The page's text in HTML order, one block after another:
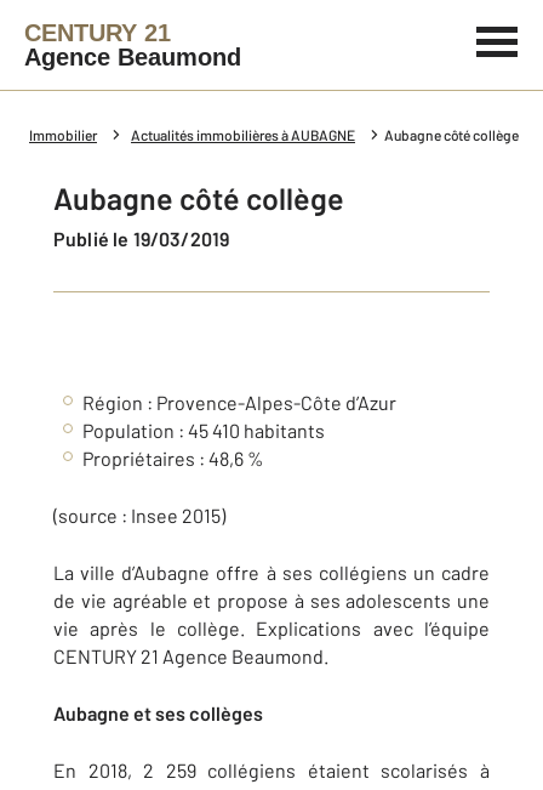
CENTURY 21
Agence Beaumond
Immobilier Actualités immobilières à AUBAGNE Aubagne côté collège
Aubagne côté collège
Publié le 19/03/2019
Région : Provence-Alpes-Côte d’Azur
Population : 45 410 habitants
Propriétaires : 48,6 %
(source : Insee 2015)
La ville d’Aubagne offre à ses collégiens un cadre
de vie agréable et propose à ses adolescents une
vie après le collège. Explications avec l’équipe
CENTURY 21 Agence Beaumond.
Aubagne et ses collèges
En 2018, 2 259 collégiens étaient scolarisés à